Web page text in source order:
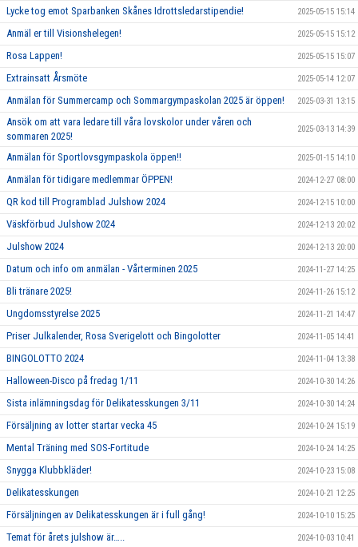
Lycke tog emot Sparbanken Skånes Idrottsledarstipendie! 2025-05-15 15:14
Anmäl er till Visionshelegen! 2025-05-15 15:12
Rosa Lappen! 2025-05-15 15:07
Extrainsatt Årsmöte 2025-05-14 12:07
Anmälan för Summercamp och Sommargympaskolan 2025 är öppen! 2025-03-31 13:15
Ansök om att vara ledare till våra lovskolor under våren och
sommaren 2025!
2025-03-13 14:39
Anmälan för Sportlovsgympaskola öppen!! 2025-01-15 14:10
Anmälan för tidigare medlemmar ÖPPEN! 2024-12-27 08:00
QR kod till Programblad Julshow 2024 2024-12-15 10:00
Väskförbud Julshow 2024 2024-12-13 20:02
Julshow 2024 2024-12-13 20:00
Datum och info om anmälan - Vårterminen 2025 2024-11-27 14:25
Bli tränare 2025! 2024-11-26 15:12
Ungdomsstyrelse 2025 2024-11-21 14:47
Priser Julkalender, Rosa Sverigelott och Bingolotter 2024-11-05 14:41
BINGOLOTTO 2024 2024-11-04 13:38
Halloween-Disco på fredag 1/11 2024-10-30 14:26
Sista inlämningsdag för Delikatesskungen 3/11 2024-10-30 14:24
Försäljning av lotter startar vecka 45 2024-10-24 15:19
Mental Träning med SOS-Fortitude 2024-10-24 14:25
Snygga Klubbkläder! 2024-10-23 15:08
Delikatesskungen 2024-10-21 12:25
Försäljningen av Delikatesskungen är i full gång! 2024-10-10 15:25
Temat för årets julshow är….. 2024-10-03 10:41